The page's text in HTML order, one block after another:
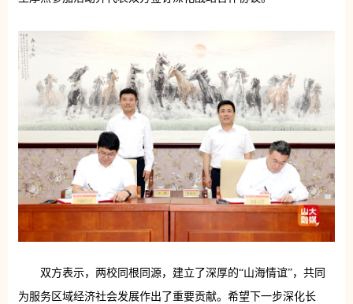
双方表示，两校同根同源，建立了深厚的“山海情谊”，共同
为服务区域经济社会发展作出了重要贡献。希望下一步深化长